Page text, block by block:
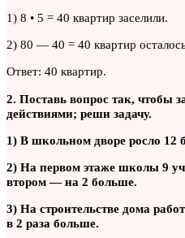
1) 8 • 5 = 40 квартир заселили.
2) 80 — 40 = 40 квартир
Ответ: 40 квартир.
2. Поставь вопрос так, чтобы
действиями; реши задачу.
1) В школьном дворе росло 12
2) На первом этаже школы 9
втором — на 2 больше.
3) На строительстве дома
в 2 раза больше.